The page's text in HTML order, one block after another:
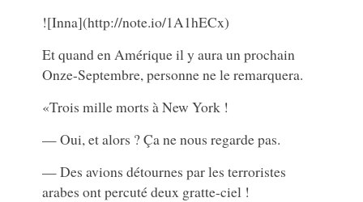
![Inna](http://note.io/1A1hECx)
Et quand en Amérique il y aura un prochain
Onze-Septembre, personne ne le remarquera.
«Trois mille morts à New York !
— Oui, et alors ? Ça ne nous regarde pas.
— Des avions détournes par les terroristes
arabes ont percuté deux gratte-ciel !